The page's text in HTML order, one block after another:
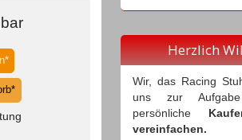
Herzlich
Wir, das Racing
uns zur
persönliche
vereinfachen.